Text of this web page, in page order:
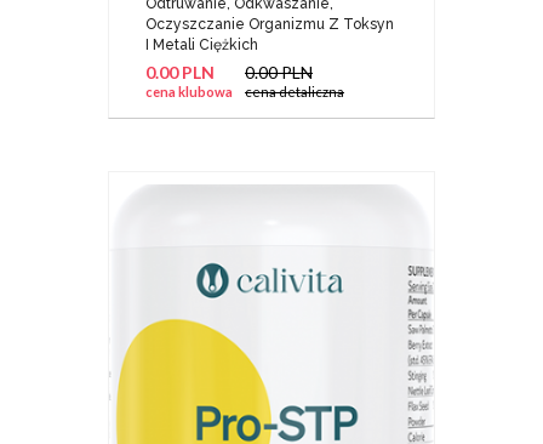
Oczyszczanie Organizmu Z Toksyn
I Metali Ciężkich
0.00 PLN
cena klubowa
0.00 PLN
cena detaliczna